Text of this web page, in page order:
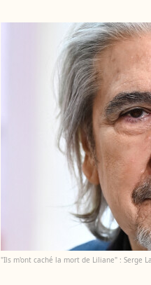
"Ils m'ont caché la mort de Liliane" : Serge